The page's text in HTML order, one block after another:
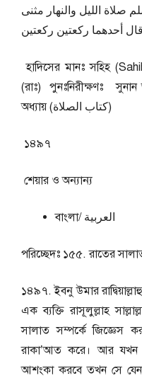
صلاة الليل والنهار مثنى
أحدهما ركعتين ركعتين
হাদিসের মানঃ সহিহ
(রাঃ) পুনঃনিরীক্ষণঃ
অধ্যায় (كتاب الصلاة)
১৪৯৭
শেয়ার ও অন্যান্য
বাংলা/ العربية
পরিচ্ছেদঃ ১৫৫. রাতের
১৪৯৭. ইবনু উমার
এক ব্যক্তি রাসূলুল্লাহ
সালাত সম্পর্কে জিজ্ঞেস
রাকা’আত করে। আর যখন
আশংকা করবে তখন সে